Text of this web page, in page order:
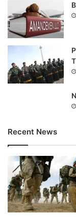
Recent News